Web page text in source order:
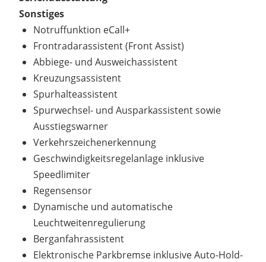
Sonstiges
Notruffunktion eCall+
Frontradarassistent (Front Assist)
Abbiege- und Ausweichassistent
Kreuzungsassistent
Spurhalteassistent
Spurwechsel- und Ausparkassistent sowie
Ausstiegswarner
Verkehrszeichenerkennung
Geschwindigkeitsregelanlage inklusive
Speedlimiter
Regensensor
Dynamische und automatische
Leuchtweitenregulierung
Berganfahrassistent
Elektronische Parkbremse inklusive Auto-Hold-